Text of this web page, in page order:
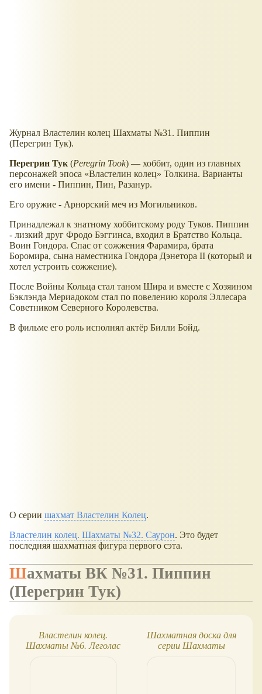
Журнал Властелин колец Шахматы №31. Пиппин
(Перегрин Тук).
Перегрин Тук (Peregrin Took) — хоббит, один из главных
персонажей эпоса
Властелин колец
Толкина. Варианты
его имени - Пиппин, Пин, Разанур.
Его оружие - Арнорский меч из Могильников.
Принадлежал к знатному хоббитскому роду Туков. Пиппин
- лизкий друг Фродо Бэггинса, входил в Братство Кольца.
Воин Гондора. Спас от сожжения Фарамира, брата
Боромира, сына наместника Гондора Дэнетора II (который и
хотел устроить сожжение).
После Войны Кольца стал таном Шира и вместе с Хозяином
Бэклэнда Мериадоком стал по повелению короля Эллесара
Советником Северного Королевства.
В фильме его роль исполнял актёр Билли Бойд.
О серии шахмат Властелин Колец.
Властелин колец. Шахматы №32. Саурон. Это будет
последняя шахматная фигура первого сэта.
Шахматы ВК №31. Пиппин
(Перегрин Тук)
Властелин колец.
Шахматы №6. Леголас
Шахматная доска для
серии Шахматы